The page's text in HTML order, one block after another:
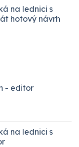
Kč
na lednici s
hotový návrh
- editor
na lednici s